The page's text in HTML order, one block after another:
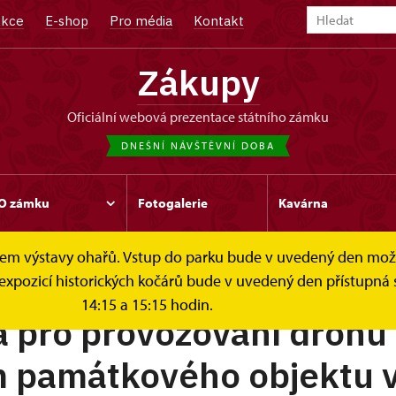
E-shop Pro média Kontakt
Zákupy
oficiální webová prezentace státního zámku
DNEŠNÍ NÁVŠTĚVNÍ DOBA
zámku Fotogalerie Kavárna
výstavy ohařů. Vstup do parku bude v uvedený den
historických kočárů bude v uvedený den přístupná
14:15 a 15:15 hodin.
pro provozování dronů
památkového objektu